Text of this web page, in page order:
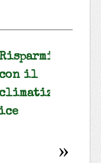
il
climatizzatore
le
»